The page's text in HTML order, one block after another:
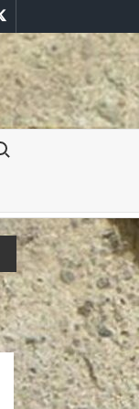
Twitter
paro estudiantil
paro estudiantil